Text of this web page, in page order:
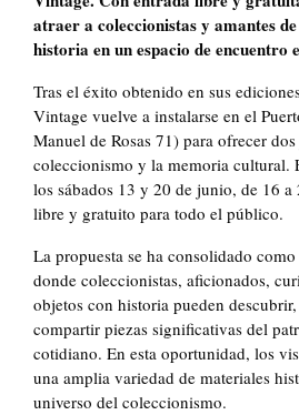
atraer a coleccionistas y amantes
historia en un espacio de
Tras el éxito obtenido en sus
Vintage vuelve a instalarse en el
Manuel de Rosas 71) para ofrecer
coleccionismo y la memoria cultural.
los sábados 13 y 20 de junio, de 16 a
libre y gratuito para todo el público.
La propuesta se ha consolidado
donde coleccionistas, aficionados,
objetos con historia pueden
compartir piezas significativas del
cotidiano. En esta oportunidad, los
una amplia variedad de materiales
universo del coleccionismo.